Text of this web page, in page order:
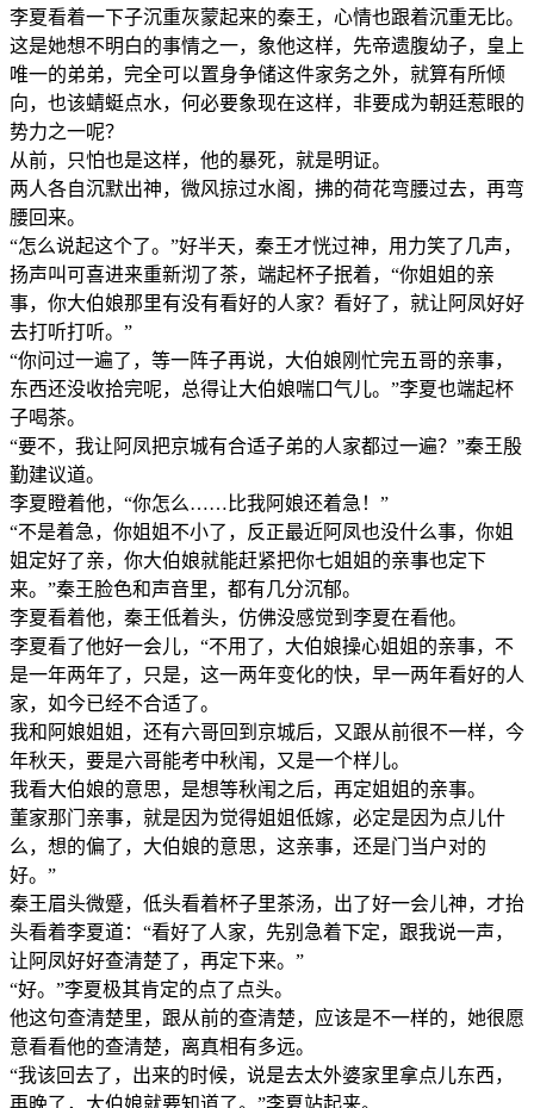
李夏看着一下子沉重灰蒙起来的秦王，心情也跟着沉重无比。
这是她想不明白的事情之一，象他这样，先帝遗腹幼子，皇上
唯一的弟弟，完全可以置身争储这件家务之外，就算有所倾
向，也该蜻蜓点水，何必要象现在这样，非要成为朝廷惹眼的
势力之一呢？
从前，只怕也是这样，他的暴死，就是明证。
两人各自沉默出神，微风掠过水阁，拂的荷花弯腰过去，再弯
腰回来。
“怎么说起这个了。”好半天，秦王才恍过神，用力笑了几声，
扬声叫可喜进来重新沏了茶，端起杯子抿着，“你姐姐的亲
事，你大伯娘那里有没有看好的人家？看好了，就让阿凤好好
去打听打听。”
“你问过一遍了，等一阵子再说，大伯娘刚忙完五哥的亲事，
东西还没收拾完呢，总得让大伯娘喘口气儿。”李夏也端起杯
子喝茶。
“要不，我让阿凤把京城有合适子弟的人家都过一遍？”秦王殷
勤建议道。
李夏瞪着他，“你怎么……比我阿娘还着急！”
“不是着急，你姐姐不小了，反正最近阿凤也没什么事，你姐
姐定好了亲，你大伯娘就能赶紧把你七姐姐的亲事也定下
来。”秦王脸色和声音里，都有几分沉郁。
李夏看着他，秦王低着头，仿佛没感觉到李夏在看他。
李夏看了他好一会儿，“不用了，大伯娘操心姐姐的亲事，不
是一年两年了，只是，这一两年变化的快，早一两年看好的人
家，如今已经不合适了。
我和阿娘姐姐，还有六哥回到京城后，又跟从前很不一样，今
年秋天，要是六哥能考中秋闱，又是一个样儿。
我看大伯娘的意思，是想等秋闱之后，再定姐姐的亲事。
董家那门亲事，就是因为觉得姐姐低嫁，必定是因为点儿什
么，想的偏了，大伯娘的意思，这亲事，还是门当户对的
好。”
秦王眉头微蹙，低头看着杯子里茶汤，出了好一会儿神，才抬
头看着李夏道：“看好了人家，先别急着下定，跟我说一声，
让阿凤好好查清楚了，再定下来。”
“好。”李夏极其肯定的点了点头。
他这句查清楚里，跟从前的查清楚，应该是不一样的，她很愿
意看看他的查清楚，离真相有多远。
“我该回去了，出来的时候，说是去太外婆家里拿点儿东西，
再晚了，大伯娘就要知道了。”李夏站起来。